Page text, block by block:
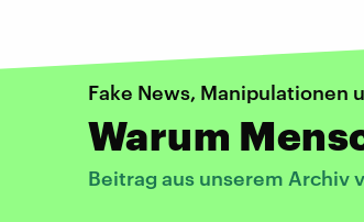
Fake News, Manipulationen
Warum
Beitrag aus unserem Archiv